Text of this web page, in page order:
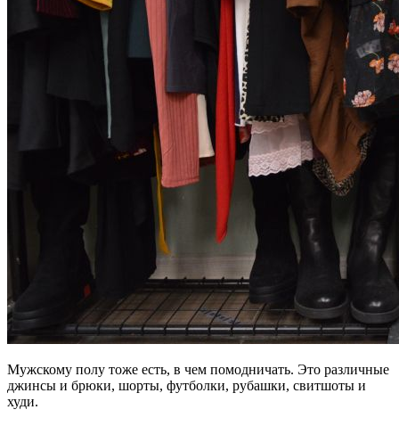
Мужскому полу тоже есть, в чем помодничать. Это различные
джинсы и брюки, шорты, футболки, рубашки, свитшоты и
худи.